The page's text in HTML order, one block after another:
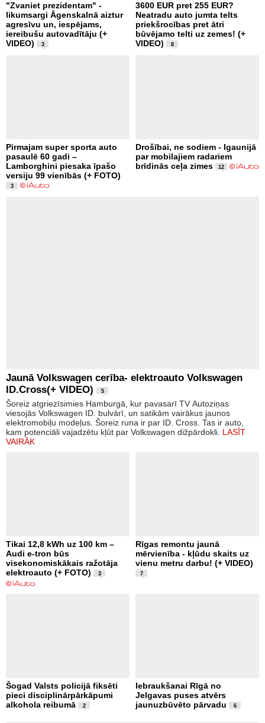
"Zvaniet prezidentam" -
likumsargi Āgenskalnā aiztur
agresīvu un, iespējams,
iereibušu autovadītāju (+
VIDEO)
3
3600 EUR pret 255 EUR?
Neatradu auto jumta telts
priekšrocības pret ātri
būvējamo telti uz zemes! (+
VIDEO)
8
Pirmajam super sporta auto
pasaulē 60 gadi –
Lamborghini piesaka īpašo
versiju 99 vienībās (+ FOTO)
3
Drošībai, ne sodiem - Igaunijā
par mobilajiem radariem
brīdinās ceļa zimes
12
Jaunā Volkswagen cerība- elektroauto Volkswagen
ID.Cross(+ VIDEO)
5
Šoreiz atgriezīsimies Hamburgā, kur pavasarī TV Autoziņas
viesojās Volkswagen ID. bulvārī, un satikām vairākus jaunos
elektromobiļu modeļus. Šoreiz runa ir par ID. Cross. Tas ir auto,
kam potenciāli vajadzētu kļūt par Volkswagen dižpārdokli. LASĪT
VAIRĀK
Tikai 12,8 kWh uz 100 km –
Audi e-tron būs
visekonomiskākais ražotāja
elektroauto (+ FOTO)
3
Rīgas remontu jaunā
mērvienība - kļūdu skaits uz
vienu metru darbu! (+ VIDEO)
7
Šogad Valsts policijā fiksēti
pieci disciplinārpārkāpumi
alkohola reibumā
2
Iebraukšanai Rīgā no
Jelgavas puses atvērs
jaunuzbūvēto pārvadu
6